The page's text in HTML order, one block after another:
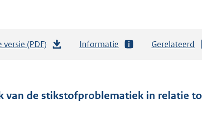
(PDF)
a
Informatie Gerelateerd
van de stikstofproblematiek in relatie